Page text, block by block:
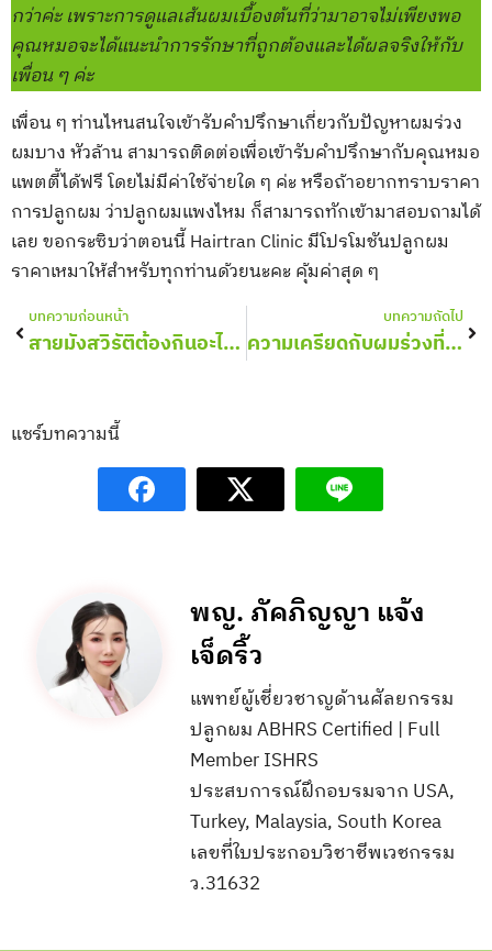
กว่าค่ะ เพราะการดูแลเส้นผมเบื้องต้นที่ว่ามาอาจไม่เพียงพอ
คุณหมอจะได้แนะนำการรักษาที่ถูกต้องและได้ผลจริงให้กับ
เพื่อน ๆ ค่ะ
เพื่อน ๆ ท่านไหนสนใจเข้ารับคำปรึกษาเกี่ยวกับปัญหาผมร่วง
ผมบาง หัวล้าน สามารถติดต่อเพื่อเข้ารับคำปรึกษากับคุณหมอ
แพตตี้ได้ฟรี โดยไม่มีค่าใช้จ่ายใด ๆ ค่ะ หรือถ้าอยากทราบราคา
การปลูกผม ว่าปลูกผมแพงไหม ก็สามารถทักเข้ามาสอบถามได้
เลย ขอกระซิบว่าตอนนี้ Hairtran Clinic มีโปรโมชันปลูกผม
ราคาเหมาให้สำหรับทุกท่านด้วยนะคะ คุ้มค่าสุด ๆ
Prev
บทความก่อนหน้า
สายมังสวิรัติต้องกินอะไรเพื่อบำรุงผม
บทความถัดไป
ความเครียดกับผมร่วงที่ใครหลายคนคิดไม่ถึง
แชร์บทความนี้
พญ. ภัคภิญญา แจ้ง
เจ็ดริ้ว
แพทย์ผู้เชี่ยวชาญด้านศัลยกรรม
ปลูกผม ABHRS Certified | Full
Member ISHRS
ประสบการณ์ฝึกอบรมจาก USA,
Turkey, Malaysia, South Korea
เลขที่ใบประกอบวิชาชีพเวชกรรม
ว.31632